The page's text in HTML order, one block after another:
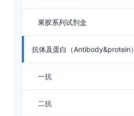
果胶系列试剂盒
抗体及蛋白（Antibody&protein）
一抗
二抗